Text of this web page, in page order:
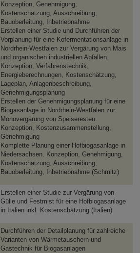
Konzeption, Genehmigung,
Kostenschätzung, Ausschreibung,
Bauoberleitung, Inbetriebnahme
Erstellen einer Studie und Durchführen der
Vorplanung für eine Kofermentationsanlage in
Nordrhein-Westfalen zur Vergärung von Mais
und organischen industriellen Abfällen.
Konzeption, Verfahrenstechnik,
Energieberechnungen, Kostenschätzung,
Lageplan, Anlagenbeschreibung,
Genehmigungsplanung
Erstellen der Genehmigungsplanung für eine
Biogasanlage in Nordrhein-Westfalen zur
Monovergärung von Speiseresten.
Konzeption, Kostenzusammenstellung,
Genehmigung
Komplette Planung einer Hofbiogasanlage in
Niedersachsen. Konzeption, Genehmigung,
Kostenschätzung, Ausschreibung,
Bauoberleitung, Inbetriebnahme (Schmitz)
Erstellen einer Studie zur Vergärung von
Gülle und Festmist für eine Hofbiogasanlage
in Italien inkl. Kostenschätzung (Italien)
Durchführen der Detailplanung für zahlreiche
Varianten von Wärmetauschern und
Gastechnik für Biogasanlagen